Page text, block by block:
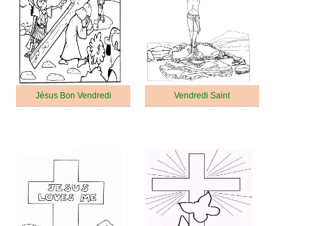
Jésus Bon Vendredi Vendredi Saint